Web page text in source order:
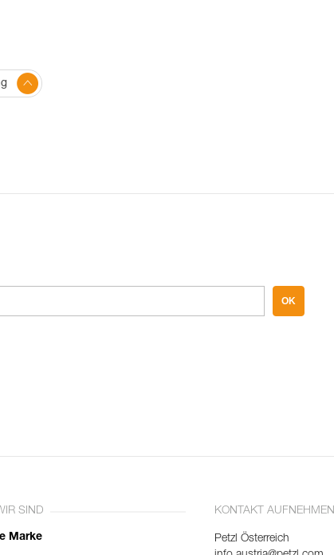
OK
SIND
Marke
KONTAKT AUFNEHMEN
Petzl Österreich